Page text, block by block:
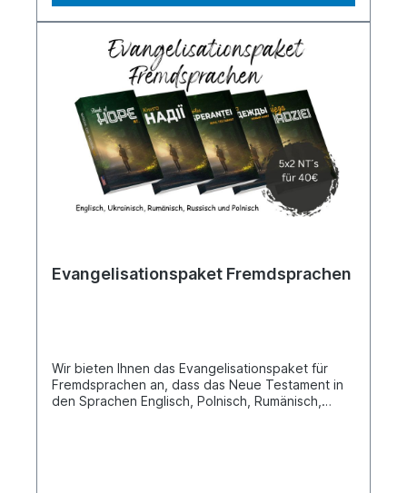
Evangelisationspaket Fremdsprachen
Wir bieten Ihnen das Evangelisationspaket für
Fremdsprachen an, dass das Neue Testament in
den Sprachen Englisch, Polnisch, Rumänisch,